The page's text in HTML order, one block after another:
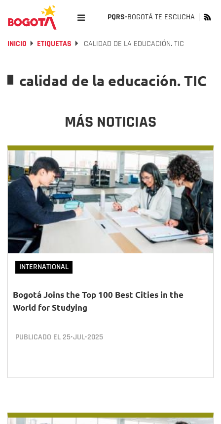
PQRS-BOGOTÁ TE ESCUCHA
INICIO ETIQUETAS CALIDAD DE LA EDUCACIÓN. TIC
calidad de la educación. TIC
MÁS NOTICIAS
INTERNATIONAL
Bogotá Joins the Top 100 Best Cities in the
World for Studying
PUBLICADO EL 25•JUL•2025